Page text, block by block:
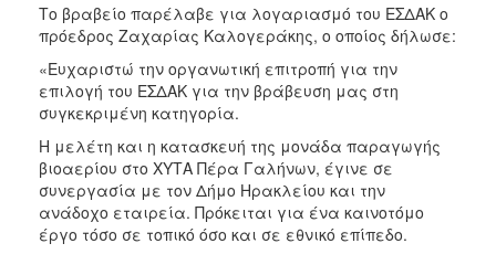
Το βραβείο παρέλαβε για λογαριασμό του ΕΣΔΑΚ ο
πρόεδρος Ζαχαρίας Καλογεράκης, ο οποίος δήλωσε:
«Ευχαριστώ την οργανωτική επιτροπή για την
επιλογή του ΕΣΔΑΚ για την βράβευση μας στη
συγκεκριμένη κατηγορία.
Η μελέτη και η κατασκευή της μονάδα παραγωγής
βιοαερίου στο ΧΥΤΑ Πέρα Γαλήνων, έγινε σε
συνεργασία με τον Δήμο Ηρακλείου και την
ανάδοχο εταιρεία. Πρόκειται για ένα καινοτόμο
έργο τόσο σε τοπικό όσο και σε εθνικό επίπεδο.